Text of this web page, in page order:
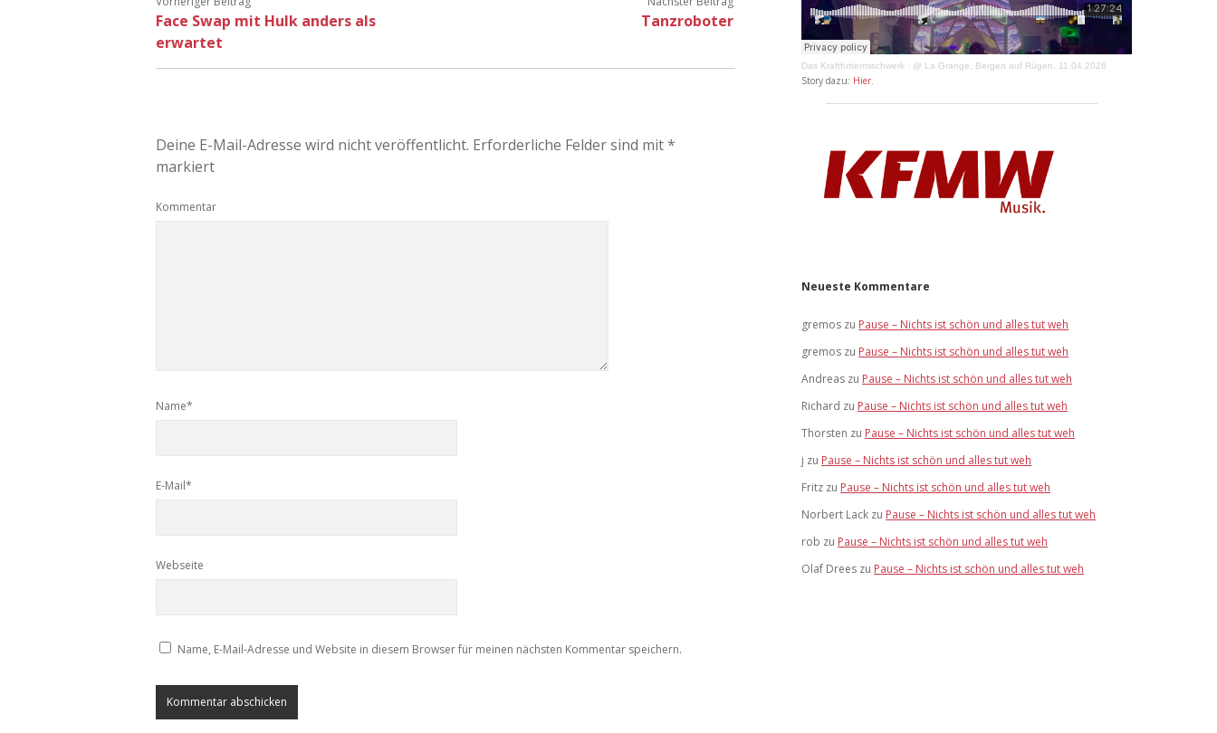
Face Swap mit Hulk anders als
erwartet
Tanzroboter
Deine E-Mail-Adresse wird nicht veröffentlicht. Erforderliche Felder sind mit*
markiert
Kommentar
Name*
E-Mail*
Webseite
Name, E-Mail-Adresse und Website in diesem Browser für meinen nächsten Kommentar speichern.
Das Kraftfuttermischwerk · @ La Grange, Bergen auf Rügen, 11.04.2026
Story dazu: Hier.
Neueste Kommentare
gremos zu Pause – Nichts ist schön und alles tut weh
gremos zu Pause – Nichts ist schön und alles tut weh
Andreas zu Pause – Nichts ist schön und alles tut weh
Richard zu Pause – Nichts ist schön und alles tut weh
Thorsten zu Pause – Nichts ist schön und alles tut weh
j zu Pause – Nichts ist schön und alles tut weh
Fritz zu Pause – Nichts ist schön und alles tut weh
Norbert Lack zu Pause – Nichts ist schön und alles tut weh
rob zu Pause – Nichts ist schön und alles tut weh
Olaf Drees zu Pause – Nichts ist schön und alles tut weh